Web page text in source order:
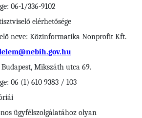
06-1/336-9102
elérhetősége
neve: Közinformatika Nonprofit Kft.
Budapest, Mikszáth utca 69.
06 (1) 610 9383 / 103
ügyfélszolgálatához olyan